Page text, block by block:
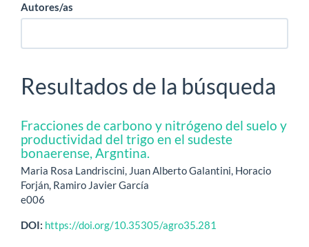
Autores/as
Resultados de la búsqueda
Fracciones de carbono y nitrógeno del suelo y
productividad del trigo en el sudeste
bonaerense, Argntina.
Maria Rosa Landriscini, Juan Alberto Galantini, Horacio
Forján, Ramiro Javier García
e006
DOI: https://doi.org/10.35305/agro35.281